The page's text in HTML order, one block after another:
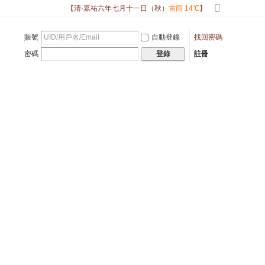
【清·嘉祐六年七月十一日（秋） 雷雨 14℃】
到
賬號 自動登錄
找回密碼
密碼
登錄 註冊